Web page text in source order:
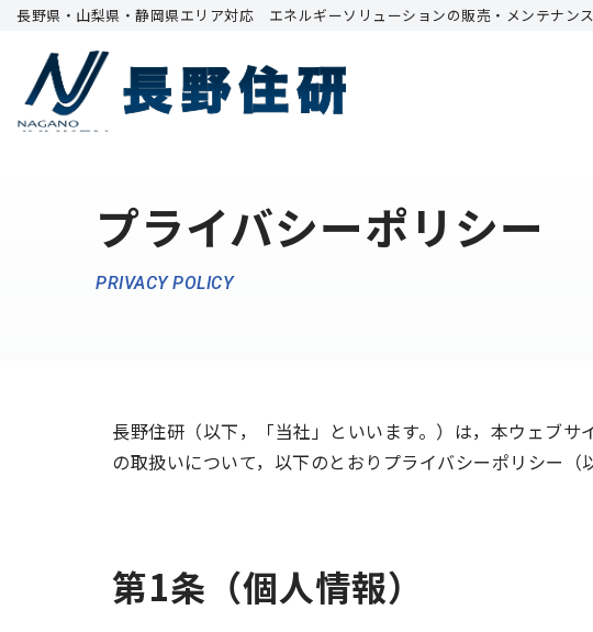
ン
テ
長野県・山梨県・静岡県エリア対応 エネルギーソリューションの販売・メンテナン
プライバシーポリシー
PRIVACY POLICY
長野住研（以下，「当社」といいます。）は，本ウェブ
の取扱いについて，以下のとおりプライバシーポリシー（
第1条（個人情報）